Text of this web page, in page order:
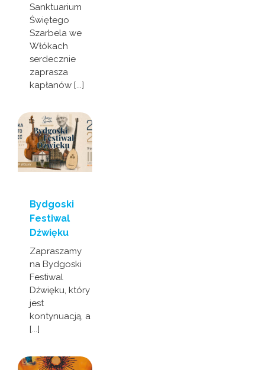
Sanktuarium
Świętego
Szarbela we
Włókach
serdecznie
zaprasza
kapłanów [...]
Bydgoski
Festiwal
Dźwięku
Zapraszamy
na Bydgoski
Festiwal
Dźwięku, który
jest
kontynuacją, a
[...]